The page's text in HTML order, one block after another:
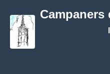
Campaners